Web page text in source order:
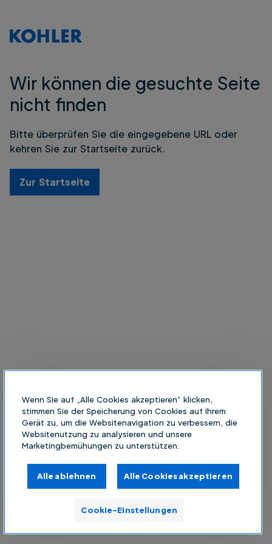
Wir können die gesuchte Seite
nicht finden
Bitte überprüfen Sie die eingegebene URL oder
kehren Sie zur Startseite zurück.
Zur Startseite
Wenn Sie auf „Alle Cookies akzeptieren“ klicken,
stimmen Sie der Speicherung von Cookies auf Ihrem
Gerät zu, um die Websitenavigation zu verbessern, die
Websitenutzung zu analysieren und unsere
Marketingbemühungen zu unterstützen.
Alle ablehnen Alle Cookies akzeptieren
Cookie-Einstellungen